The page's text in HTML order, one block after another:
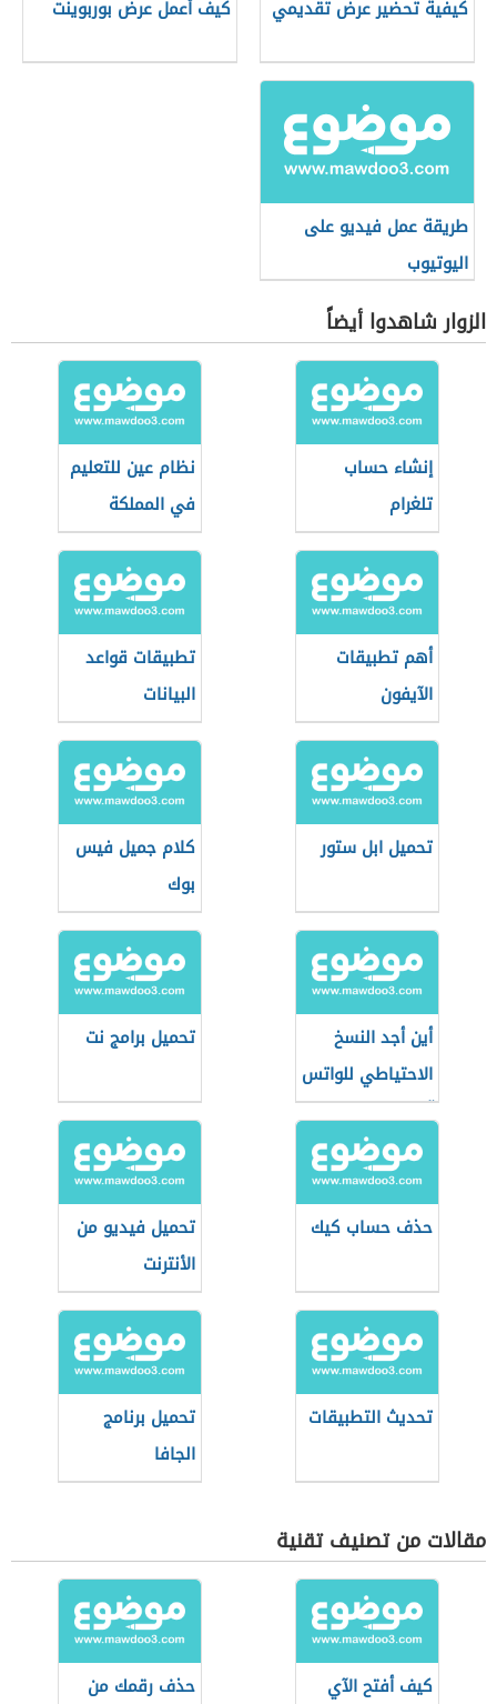
كيفية تحضير عرض تقديمي كيف أعمل عرض بوربوينت
طريقة عمل فيديو على
اليوتيوب
الزوار شاهدوا أيضاً
إنشاء حساب
تلغرام
نظام عين للتعليم
في المملكة
العربية السعودية
أهم تطبيقات
الآيفون
تطبيقات قواعد
البيانات
تحميل ابل ستور
كلام جميل فيس
بوك
أين أجد النسخ
الاحتياطي للواتس
آب
تحميل برامج نت
حذف حساب كيك
تحميل فيديو من
الأنترنت
تحديث التطبيقات
تحميل برنامج
الجافا
مقالات من تصنيف تقنية
كيف أفتح الآي
حذف رقمك من